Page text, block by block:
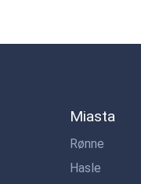
Miasta
Rønne
Hasle